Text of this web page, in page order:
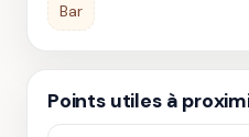
Bar
Points utiles à